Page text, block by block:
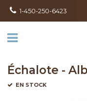
1-450-250-6423
Échalote -
EN STOCK